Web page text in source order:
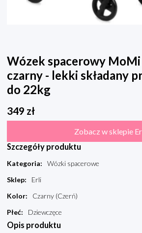
Wózek spacerowy MoMi
czarny - lekki składany
do 22kg
349 zł
Zobacz w sklepie
Szczegóły produktu
Kategoria:
Wózki spacerowe
Sklep:
Erli
Kolor:
Czarny (Czerń)
Płeć: Dziewczęce
Opis produktu